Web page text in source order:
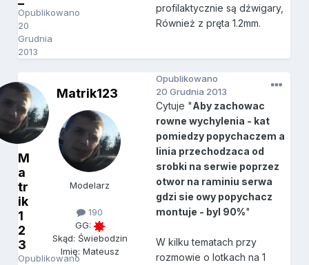
Opublikowano
20
Grudnia
2013
profilaktycznie są dźwigary,
Również z pręta 1.2mm.
M
a
tr
ik
1
2
3
Opublikowano
Matrik123
Modelarz
190
GG:
Skąd: Świebodzin
Imię: Mateusz
Opublikowano
20 Grudnia 2013
Cytuje "Aby zachowac
rowne wychylenia - kat
pomiedzy popychaczem a
linia przechodzaca od
srobki na serwie poprzez
otwor na raminiu serwa
gdzi sie owy popychacz
montuje - byl 90%"
W kilku tematach przy
rozmowie o lotkach na 1